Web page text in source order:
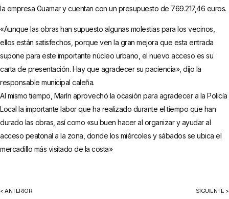
la empresa Guamar y cuentan con un presupuesto de 769.217,46 euros.
«Aunque las obras han supuesto algunas molestias para los vecinos,
ellos están satisfechos, porque ven la gran mejora que esta entrada
supone para este importante núcleo urbano, el nuevo acceso es su
carta de presentación. Hay que agradecer su paciencia», dijo la
responsable municipal caleña.
Al mismo tiempo, Marín aprovechó la ocasión para agradecer a la Policía
Local la importante labor que ha realizado durante el tiempo que han
durado las obras, así como «su buen hacer al organizar y ayudar al
acceso peatonal a la zona, donde los miércoles y sábados se ubica el
mercadillo más visitado de la costa»
< ANTERIOR SIGUIENTE >